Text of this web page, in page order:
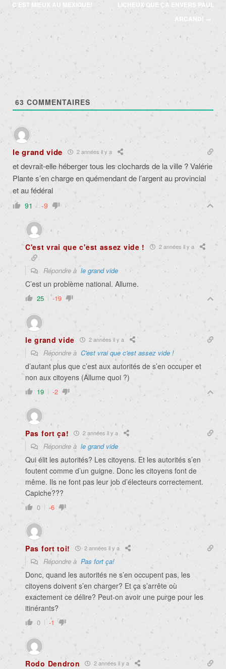
des
C’EST MIEUX AU MEXIQUE!
LICHEUX QUE ÇA ENVERS PAUL
ARCAND!
→
63 COMMENTAIRES
le grand vide 2 années il y a
et devrait-elle héberger tous les clochards de la ville ? Valérie
Plante s’en charge en quémendant de l’argent au provincial
et au fédéral
91 -9
C'est vrai que c'est assez vide ! 2 années il y a
Répondre à le grand vide
C’est un problème national. Allume.
25 -19
le grand vide 2 années il y a
Répondre à C'est vrai que c'est assez vide !
d’autant plus que c’est aux autorités de s’en occuper et
non aux citoyens (Allume quoi ?)
19 -2
Pas fort ça! 2 années il y a
Répondre à le grand vide
Qui élit les autorités? Les citoyens. Et les autorités s’en
foutent comme d’un guigne. Donc les citoyens font de
même. Ils ne font pas leur job d’électeurs correctement.
Capiche???
0 -6
Pas fort toi! 2 années il y a
Répondre à Pas fort ça!
Donc, quand les autorités ne s’en occupent pas, les
citoyens doivent s’en charger? Et ça s’arrête où
exactement ce délire? Peut-on avoir une purge pour les
itinérants?
0 -1
Rodo Dendron 2 années il y a